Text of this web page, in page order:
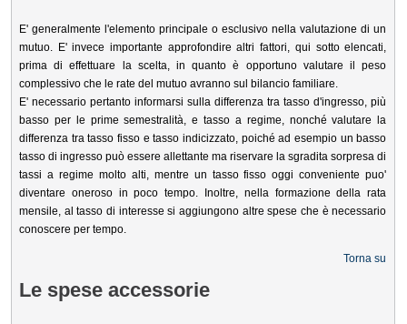
E' generalmente l'elemento principale o esclusivo nella valutazione di un
mutuo. E' invece importante approfondire altri fattori, qui sotto elencati,
prima di effettuare la scelta, in quanto è opportuno valutare il peso
complessivo che le rate del mutuo avranno sul bilancio familiare.
E' necessario pertanto informarsi sulla differenza tra tasso d'ingresso, più
basso per le prime semestralità, e tasso a regime, nonché valutare la
differenza tra tasso fisso e tasso indicizzato, poiché ad esempio un basso
tasso di ingresso può essere allettante ma riservare la sgradita sorpresa di
tassi a regime molto alti, mentre un tasso fisso oggi conveniente puo'
diventare oneroso in poco tempo. Inoltre, nella formazione della rata
mensile, al tasso di interesse si aggiungono altre spese che è necessario
conoscere per tempo.
Torna su
Le spese accessorie